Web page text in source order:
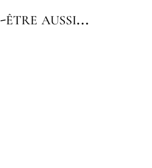
être aussi…